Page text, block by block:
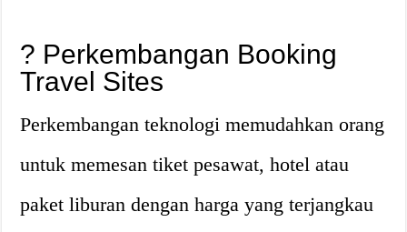
? Perkembangan Booking
Travel Sites
Perkembangan teknologi memudahkan orang
untuk memesan tiket pesawat, hotel atau
paket liburan dengan harga yang terjangkau